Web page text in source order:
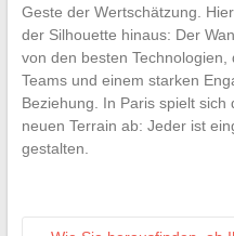
Geste der Wertschätzung.
der Silhouette hinaus: Der
von den besten
Teams und einem starken
Beziehung. In Paris spielt
neuen Terrain ab: Jeder ist
gestalten.